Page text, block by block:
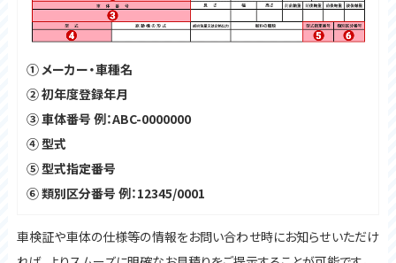
① メーカー・車種名
② 初年度登録年月
③ 車体番号 例：ABC-0000000
④ 型式
⑤ 型式指定番号
⑥ 類別区分番号 例：12345/0001
車検証や車体の仕様等の情報をお問い合わせ時にお知らせいただけ